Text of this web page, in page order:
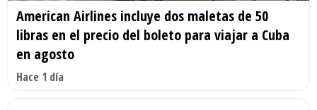
American Airlines incluye dos maletas de 50
libras en el precio del boleto para viajar a Cuba
en agosto
Hace 1 día